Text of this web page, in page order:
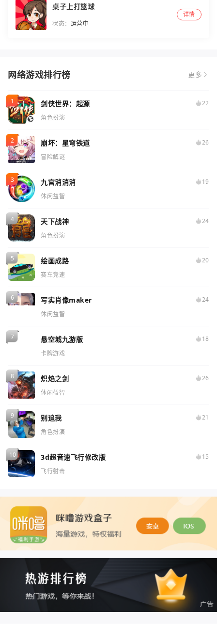
桌子上打篮球
状态： 运营中
详情
网络游戏排行榜 更多
剑侠世界：起源
22
角色扮演
崩坏：星穹铁道
26
冒险解谜
九宫消消消
19
休闲益智
天下战神
24
角色扮演
绘画成路
20
赛车竞速
写实肖像maker
24
休闲益智
悬空城九游版
18
卡牌游戏
炽焰之剑
26
休闲益智
别追我
21
角色扮演
3d超音速飞行修改版
15
飞行射击